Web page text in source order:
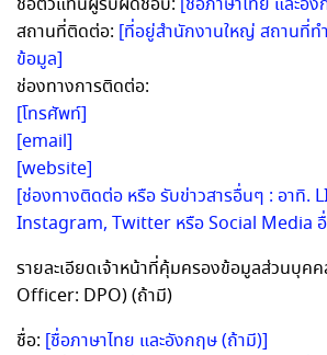
สถานที่ติดต่อ: [ที่อยู่สำนักงานใหญ่ สถานที่ท
ข้อมูล]
ช่องทางการติดต่อ:
[โทรศัพท์]
[email]
[website]
[ช่องทางติดต่อ หรือ รับข่าวสารอื่นๆ : อาทิ.
Instagram, Twitter หรือ Social Media
รายละเอียดเจ้าหน้าที่คุ้มครองข้อมูลส่วนบุ
Officer: DPO) (ถ้ามี)
ชื่อ: [ชื่อภาษาไทย และอังกฤษ (ถ้ามี)]